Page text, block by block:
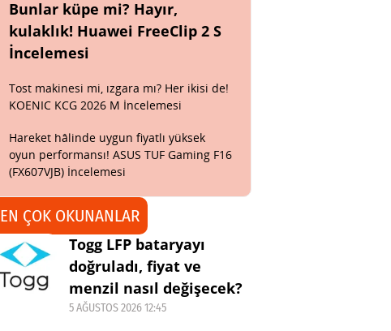
Bunlar küpe mi? Hayır,
kulaklık! Huawei FreeClip 2 S
İncelemesi
Tost makinesi mi, ızgara mı? Her ikisi de!
KOENIC KCG 2026 M İncelemesi
Hareket hâlinde uygun fiyatlı yüksek
oyun performansı! ASUS TUF Gaming F16
(FX607VJB) İncelemesi
EN ÇOK OKUNANLAR
Togg LFP bataryayı
doğruladı, fiyat ve
menzil nasıl değişecek?
5 AĞUSTOS 2026 12:45